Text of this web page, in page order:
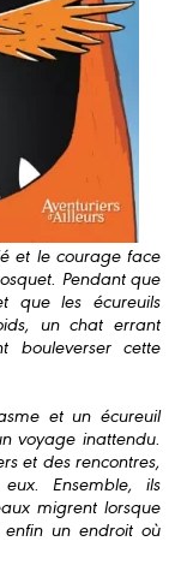
et le courage face
Pendant que
que les écureuils
un chat errant
bouleverser cette
et un écureuil
voyage inattendu.
et des rencontres,
Ensemble, ils
migrent lorsque
un endroit où